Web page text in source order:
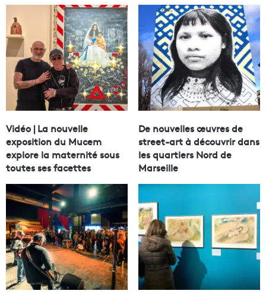
Vidéo | La nouvelle
exposition du Mucem
explore la maternité sous
toutes ses facettes
De nouvelles œuvres de
street-art à découvrir dans
les quartiers Nord de
Marseille